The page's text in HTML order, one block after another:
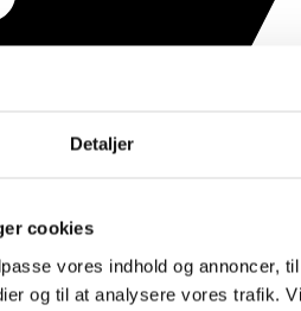
Detaljer
cookies
vores indhold og annoncer,
og til at analysere vores trafik.